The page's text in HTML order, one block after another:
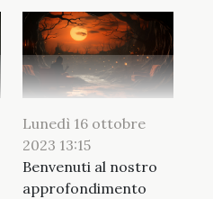
Lunedì 16 ottobre
2023 13:15
Benvenuti al nostro
approfondimento